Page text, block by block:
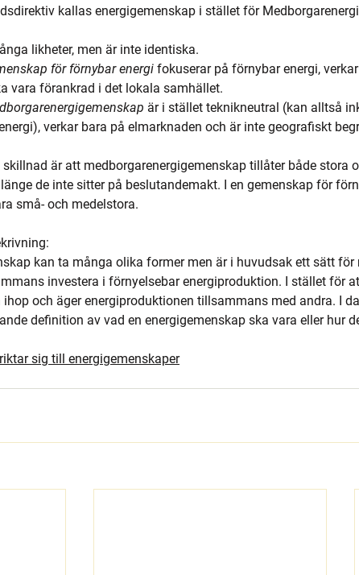
kallas energigemenskap i stället för
likheter, men är inte identiska.
för förnybar energi fokuserar på förnybar energi,
vara förankrad i det lokala samhället.
är i stället teknikneutral (kan alltså
verkar bara på elmarknaden och är inte geografiskt
är att medborgarenergigemenskap tillåter både stora
de inte sitter på beslutandemakt. I en gemenskap för
små- och medelstora.
kan ta många olika former men är i huvudsak ett sätt för
investera i förnyelsebar energiproduktion. I stället för
och äger energiproduktionen tillsammans med andra. I
definition av vad en energigemenskap ska vara eller hur
sig till energigemenskaper